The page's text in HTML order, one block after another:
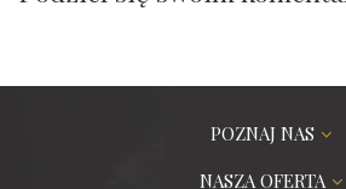
POZNAJ NAS
NASZA OFERTA